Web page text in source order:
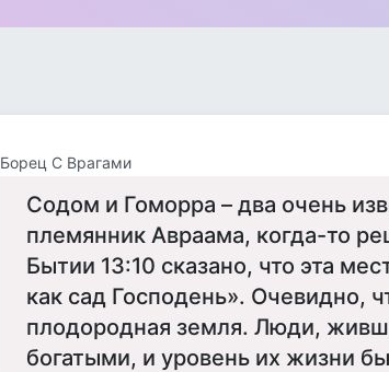
Борец С Врагами
Содом и Гоморра – два очень
племянник Авраама, когда-то
Бытии 13:10 сказано, что эта
как сад Господень». Очевидно,
плодородная земля. Люди,
богатыми, и уровень их жизни